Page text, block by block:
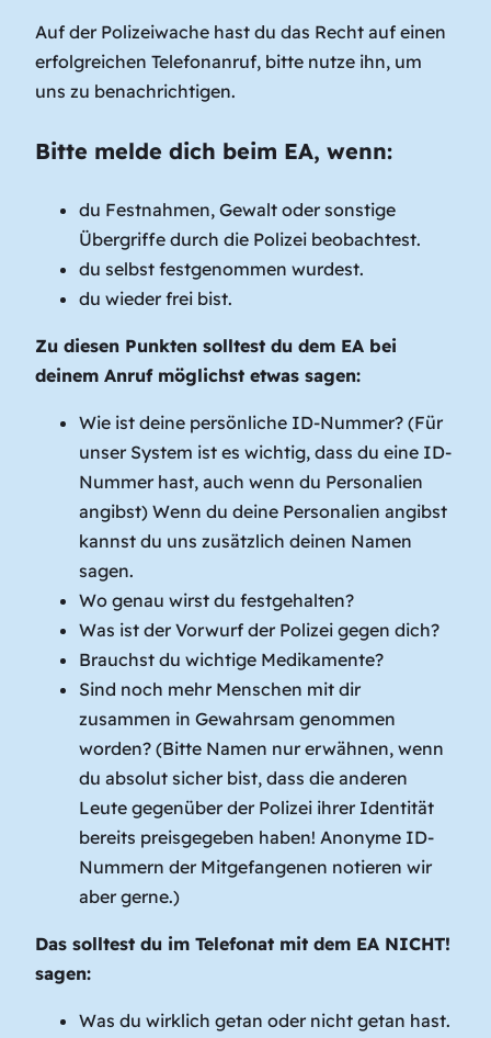
Auf der Polizeiwache hast du das Recht auf einen
erfolgreichen Telefonanruf, bitte nutze ihn, um
uns zu benachrichtigen.
Bitte melde dich beim EA, wenn:
du Festnahmen, Gewalt oder sonstige
Übergriffe durch die Polizei beobachtest.
du selbst festgenommen wurdest.
du wieder frei bist.
Zu diesen Punkten solltest du dem EA bei
deinem Anruf möglichst etwas sagen:
Wie ist deine persönliche ID-Nummer? (Für
unser System ist es wichtig, dass du eine ID-
Nummer hast, auch wenn du Personalien
angibst) Wenn du deine Personalien angibst
kannst du uns zusätzlich deinen Namen
sagen.
Wo genau wirst du festgehalten?
Was ist der Vorwurf der Polizei gegen dich?
Brauchst du wichtige Medikamente?
Sind noch mehr Menschen mit dir
zusammen in Gewahrsam genommen
worden? (Bitte Namen nur erwähnen, wenn
du absolut sicher bist, dass die anderen
Leute gegenüber der Polizei ihrer Identität
bereits preisgegeben haben! Anonyme ID-
Nummern der Mitgefangenen notieren wir
aber gerne.)
Das solltest du im Telefonat mit dem EA NICHT!
sagen:
Was du wirklich getan oder nicht getan hast.